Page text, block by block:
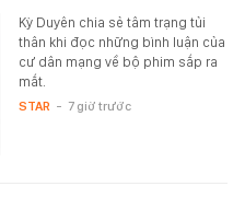
Kỳ Duyên chia sẻ tâm trạng tủi
thân khi đọc những bình luận của
cư dân mạng về bộ phim sắp ra
mắt.
STAR - 7 giờ trước